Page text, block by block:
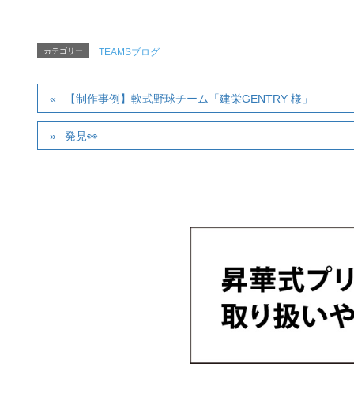
カテゴリー TEAMSブログ
【制作事例】軟式野球チーム「建栄GENTRY 様」
発見👀